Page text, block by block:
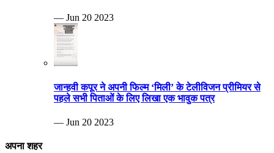
— Jun 20 2023
जान्हवी कपूर ने अपनी फिल्म ‘मिली’ के टेलीविजन प्रीमियर से
पहले सभी पिताओं के लिए लिखा एक भावुक पत्र
— Jun 20 2023
अपना शहर